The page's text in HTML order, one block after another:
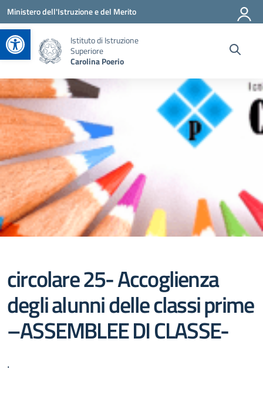
Apri la barra degli strumenti
Vai ai contenuti
Vai al menu di navigazione
Vai al footer
Ministero dell'Istruzione e del Merito
Istituto di Istruzione
Superiore
Carolina Poerio
circolare 25- Accoglienza
degli alunni delle classi prime
–ASSEMBLEE DI CLASSE-
.